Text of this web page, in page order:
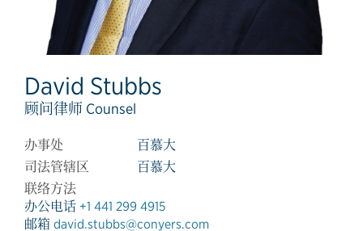
David Stubbs
顾问律师 Counsel
办事处
百慕大
司法管辖区
百慕大
联络方法
办公电话 +1 441 299 4915
邮箱 david.stubbs@conyers.com